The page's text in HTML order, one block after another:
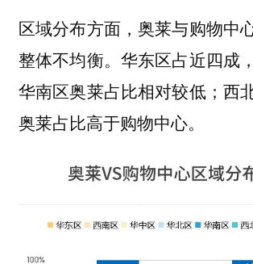
区域分布方面，奥莱与购物中
整体不均衡。华东区占近四成
华南区奥莱占比相对较低；西
奥莱占比高于购物中心。